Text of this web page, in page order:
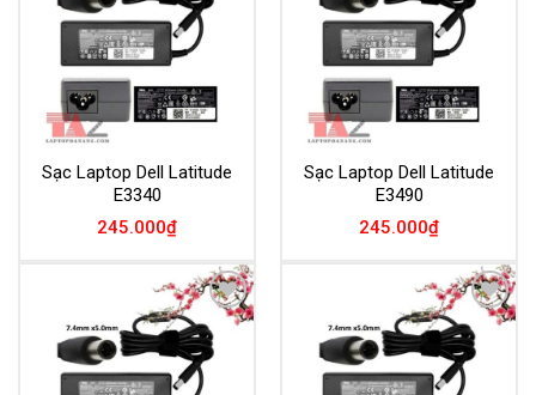
Sạc Laptop Dell Latitude
E3340
245.000₫
Sạc Laptop Dell Latitude
E3490
245.000₫
Add to
Wishlist
Add to
Wishlist